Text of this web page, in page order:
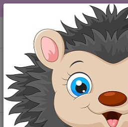
DOPRAVA OD 49,-
CZK
+420 777259248
po-pá 6-18 hod